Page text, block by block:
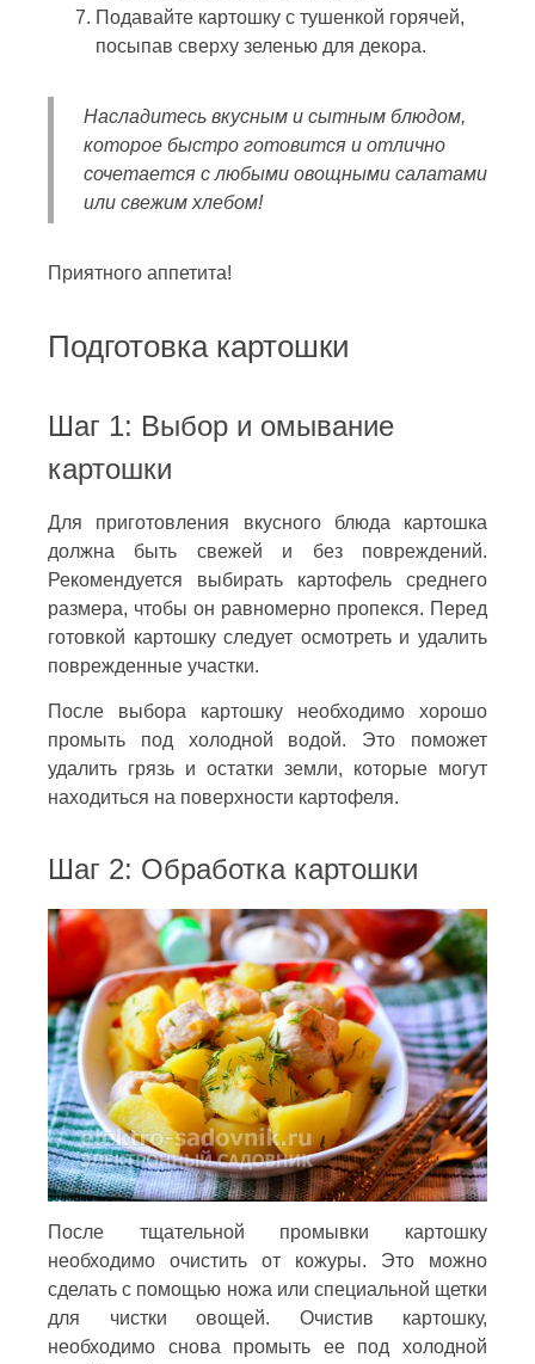
Подавайте картошку с тушенкой горячей,
посыпав сверху зеленью для декора.
Насладитесь вкусным и сытным блюдом,
которое быстро готовится и отлично
сочетается с любыми овощными салатами
или свежим хлебом!
Приятного аппетита!
Подготовка картошки
Шаг 1: Выбор и омывание
картошки
Для приготовления вкусного блюда картошка
должна быть свежей и без повреждений.
Рекомендуется выбирать картофель среднего
размера, чтобы он равномерно пропекся. Перед
готовкой картошку следует осмотреть и удалить
поврежденные участки.
После выбора картошку необходимо хорошо
промыть под холодной водой. Это поможет
удалить грязь и остатки земли, которые могут
находиться на поверхности картофеля.
Шаг 2: Обработка картошки
После тщательной промывки картошку
необходимо очистить от кожуры. Это можно
сделать с помощью ножа или специальной щетки
для чистки овощей. Очистив картошку,
необходимо снова промыть ее под холодной